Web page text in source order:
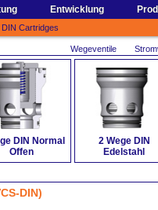
Entwicklung
DIN Cartridges
Wegeventile
DIN Normal
Offen
2 Wege DIN
Edelstahl
DIN)